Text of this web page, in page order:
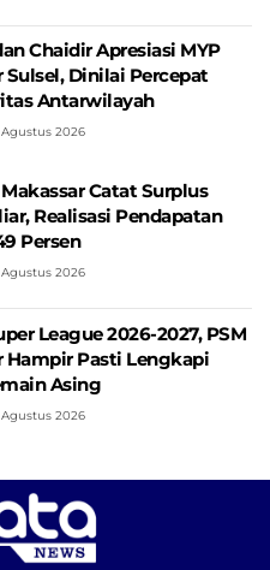
Chaidir Apresiasi MYP
Sulsel, Dinilai Percepat
Antarwilayah
2026
Catat Surplus
Realisasi Pendapatan
Persen
2026
League 2026-2027, PSM
Hampir Pasti Lengkapi
Asing
2026